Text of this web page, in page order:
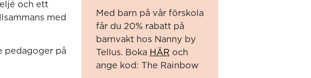
och ett
med
pedagoger på
Med barn på vår förskola
får du 20% rabatt på
barnvakt hos Nanny by
Tellus. Boka HÄR och
ange kod: The Rainbow